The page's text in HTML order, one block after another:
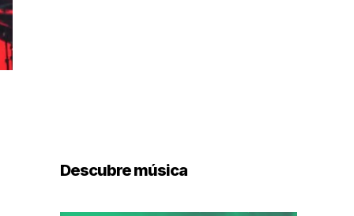
Descubre música